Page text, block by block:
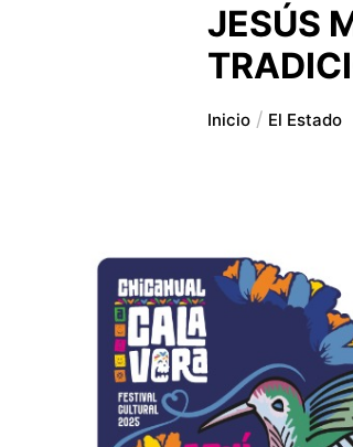
JESÚS
Inicio El Estado